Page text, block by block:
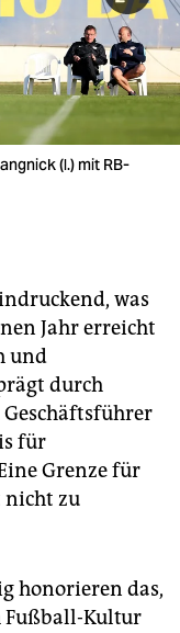
(l.) mit RB-
was
Jahr erreicht
und
durch
für
Grenze für
nicht zu
honorieren das,
Fußball-Kultur